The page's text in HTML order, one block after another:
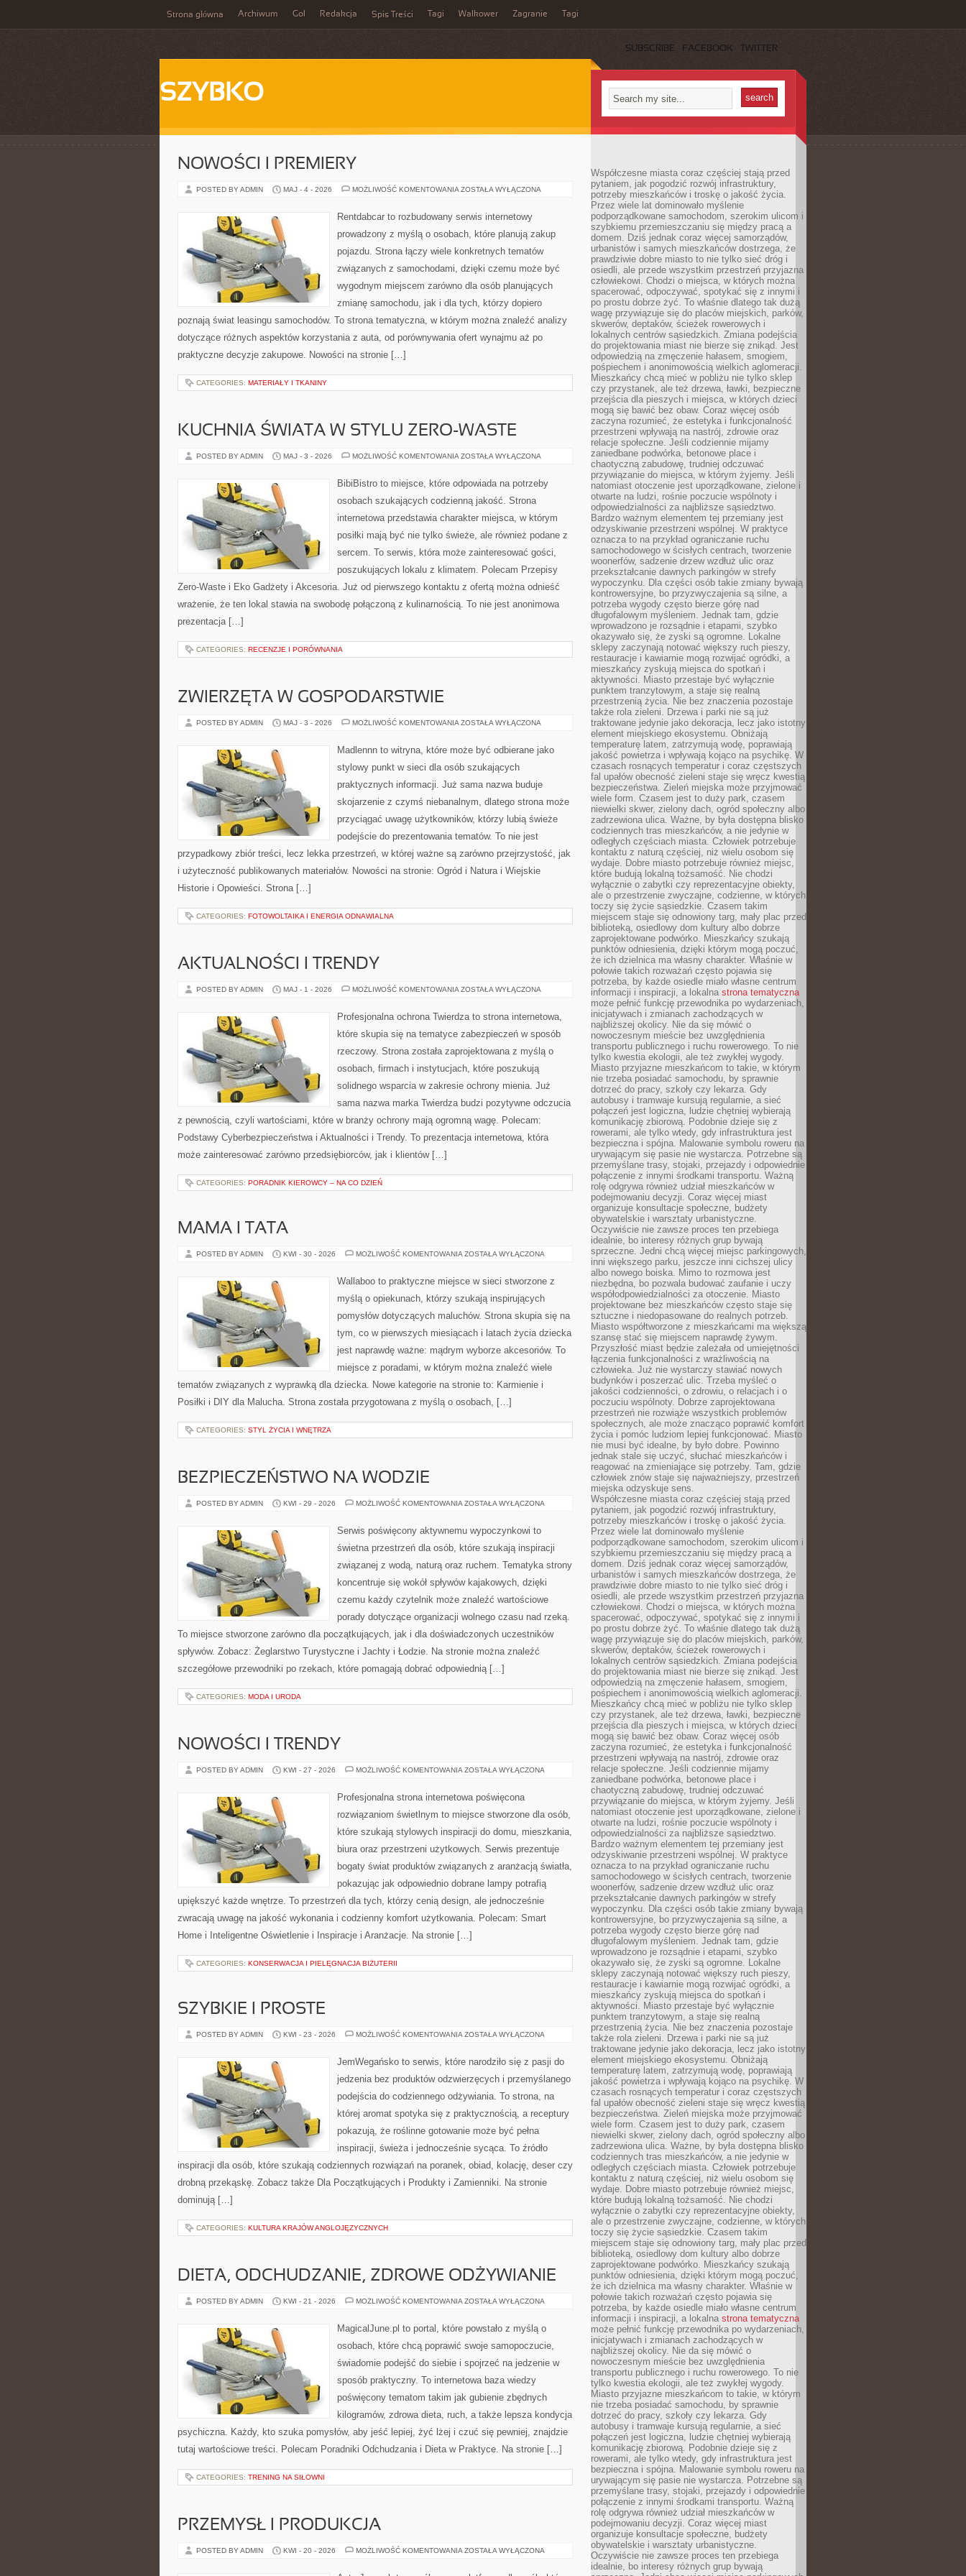
Strona główna Archiwum Gol Redakcja Spis Treści Tagi Walkower Zagranie Tagi
SUBSCRIBE FACEBOOK TWITTER
SZYBKO
NOWOŚCI I PREMIERY
POSTED BY ADMIN MAJ - 4 - 2026 MOŻLIWOŚĆ KOMENTOWANIA NOWOŚCI
ZOSTAŁA WYŁĄCZONA
Rentdabcar to rozbudowany serwis internetowy
prowadzony z myślą o osobach, które planują zakup
pojazdu. Strona łączy wiele konkretnych tematów
związanych z samochodami, dzięki czemu może być
wygodnym miejscem zarówno dla osób planujących
zmianę samochodu, jak i dla tych, którzy dopiero
poznają świat leasingu samochodów. To strona tematyczna, w którym można znaleźć analizy
dotyczące różnych aspektów korzystania z auta, od porównywania ofert wynajmu aż po
praktyczne decyzje zakupowe. Nowości na stronie […]
CATEGORIES: MATERIAŁY I TKANINY
KUCHNIA ŚWIATA W STYLU ZERO-WASTE
POSTED BY ADMIN MAJ - 3 - 2026 MOŻLIWOŚĆ KOMENTOWANIA KUCHNIA
STYLU
ZERO-
ZOSTAŁA WYŁĄCZONA
BibiBistro to miejsce, które odpowiada na potrzeby
osobach szukających codzienną jakość. Strona
internetowa przedstawia charakter miejsca, w którym
posiłki mają być nie tylko świeże, ale również podane z
sercem. To serwis, która może zainteresować gości,
poszukujących lokalu z klimatem. Polecam Przepisy
Zero-Waste i Eko Gadżety i Akcesoria. Już od pierwszego kontaktu z ofertą można odnieść
wrażenie, że ten lokal stawia na swobodę połączoną z kulinarnością. To nie jest anonimowa
prezentacja […]
CATEGORIES: RECENZJE I PORÓWNANIA
ZWIERZĘTA W GOSPODARSTWIE
POSTED BY ADMIN MAJ - 3 - 2026 MOŻLIWOŚĆ KOMENTOWANIA ZWIERZĘTA
ZOSTAŁA WYŁĄCZONA
Madlennn to witryna, które może być odbierane jako
stylowy punkt w sieci dla osób szukających
praktycznych informacji. Już sama nazwa buduje
skojarzenie z czymś niebanalnym, dlatego strona może
przyciągać uwagę użytkowników, którzy lubią świeże
podejście do prezentowania tematów. To nie jest
przypadkowy zbiór treści, lecz lekka przestrzeń, w której ważne są zarówno przejrzystość, jak
i użyteczność publikowanych materiałów. Nowości na stronie: Ogród i Natura i Wiejskie
Historie i Opowieści. Strona […]
CATEGORIES: FOTOWOLTAIKA I ENERGIA ODNAWIALNA
AKTUALNOŚCI I TRENDY
POSTED BY ADMIN MAJ - 1 - 2026 MOŻLIWOŚĆ KOMENTOWANIA AKTUALNOŚCI
ZOSTAŁA WYŁĄCZONA
Profesjonalna ochrona Twierdza to strona internetowa,
które skupia się na tematyce zabezpieczeń w sposób
rzeczowy. Strona została zaprojektowana z myślą o
osobach, firmach i instytucjach, które poszukują
solidnego wsparcia w zakresie ochrony mienia. Już
sama nazwa marka Twierdza budzi pozytywne odczucia
z pewnością, czyli wartościami, które w branży ochrony mają ogromną wagę. Polecam:
Podstawy Cyberbezpieczeństwa i Aktualności i Trendy. To prezentacja internetowa, która
może zainteresować zarówno przedsiębiorców, jak i klientów […]
CATEGORIES: PORADNIK KIEROWCY – NA CO DZIEŃ
MAMA I TATA
POSTED BY ADMIN KWI - 30 - 2026 MOŻLIWOŚĆ KOMENTOWANIA MAMA
ZOSTAŁA WYŁĄCZONA
Wallaboo to praktyczne miejsce w sieci stworzone z
myślą o opiekunach, którzy szukają inspirujących
pomysłów dotyczących maluchów. Strona skupia się na
tym, co w pierwszych miesiącach i latach życia dziecka
jest naprawdę ważne: mądrym wyborze akcesoriów. To
miejsce z poradami, w którym można znaleźć wiele
tematów związanych z wyprawką dla dziecka. Nowe kategorie na stronie to: Karmienie i
Posiłki i DIY dla Malucha. Strona została przygotowana z myślą o osobach, […]
CATEGORIES: STYL ŻYCIA I WNĘTRZA
BEZPIECZEŃSTWO NA WODZIE
POSTED BY ADMIN KWI - 29 - 2026 MOŻLIWOŚĆ KOMENTOWANIA BEZPIECZEŃSTWO
ZOSTAŁA WYŁĄCZONA
Serwis poświęcony aktywnemu wypoczynkowi to
świetna przestrzeń dla osób, które szukają inspiracji
związanej z wodą, naturą oraz ruchem. Tematyka strony
koncentruje się wokół spływów kajakowych, dzięki
czemu każdy czytelnik może znaleźć wartościowe
porady dotyczące organizacji wolnego czasu nad rzeką.
To miejsce stworzone zarówno dla początkujących, jak i dla doświadczonych uczestników
spływów. Zobacz: Żeglarstwo Turystyczne i Jachty i Łodzie. Na stronie można znaleźć
szczegółowe przewodniki po rzekach, które pomagają dobrać odpowiednią […]
CATEGORIES: MODA I URODA
NOWOŚCI I TRENDY
POSTED BY ADMIN KWI - 27 - 2026 MOŻLIWOŚĆ KOMENTOWANIA NOWOŚCI
ZOSTAŁA WYŁĄCZONA
Profesjonalna strona internetowa poświęcona
rozwiązaniom świetlnym to miejsce stworzone dla osób,
które szukają stylowych inspiracji do domu, mieszkania,
biura oraz przestrzeni użytkowych. Serwis prezentuje
bogaty świat produktów związanych z aranżacją światła,
pokazując jak odpowiednio dobrane lampy potrafią
upiększyć każde wnętrze. To przestrzeń dla tych, którzy cenią design, ale jednocześnie
zwracają uwagę na jakość wykonania i codzienny komfort użytkowania. Polecam: Smart
Home i Inteligentne Oświetlenie i Inspiracje i Aranżacje. Na stronie […]
CATEGORIES: KONSERWACJA I PIELĘGNACJA BIŻUTERII
SZYBKIE I PROSTE
POSTED BY ADMIN KWI - 23 - 2026 MOŻLIWOŚĆ KOMENTOWANIA SZYBKIE
ZOSTAŁA WYŁĄCZONA
JemWegańsko to serwis, które narodziło się z pasji do
jedzenia bez produktów odzwierzęcych i przemyślanego
podejścia do codziennego odżywiania. To strona, na
której aromat spotyka się z praktycznością, a receptury
pokazują, że roślinne gotowanie może być pełna
inspiracji, świeża i jednocześnie sycąca. To źródło
inspiracji dla osób, które szukają codziennych rozwiązań na poranek, obiad, kolację, deser czy
drobną przekąskę. Zobacz także Dla Początkujących i Produkty i Zamienniki. Na stronie
dominują […]
CATEGORIES: KULTURA KRAJÓW ANGLOJĘZYCZNYCH
DIETA, ODCHUDZANIE, ZDROWE ODŻYWIANIE
POSTED BY ADMIN KWI - 21 - 2026 MOŻLIWOŚĆ KOMENTOWANIA DIETA,
ODŻYWIANIE
ZOSTAŁA WYŁĄCZONA
MagicalJune.pl to portal, które powstało z myślą o
osobach, które chcą poprawić swoje samopoczucie,
świadomie podejść do siebie i spojrzeć na jedzenie w
sposób praktyczny. To internetowa baza wiedzy
poświęcony tematom takim jak gubienie zbędnych
kilogramów, zdrowa dieta, ruch, a także lepsza kondycja
psychiczna. Każdy, kto szuka pomysłów, aby jeść lepiej, żyć lżej i czuć się pewniej, znajdzie
tutaj wartościowe treści. Polecam Poradniki Odchudzania i Dieta w Praktyce. Na stronie […]
CATEGORIES: TRENING NA SIŁOWNI
PRZEMYSŁ I PRODUKCJA
POSTED BY ADMIN KWI - 20 - 2026 MOŻLIWOŚĆ KOMENTOWANIA PRZEMYSŁ
ZOSTAŁA WYŁĄCZONA
Współczesne miasta coraz częściej stają przed
pytaniem, jak pogodzić rozwój infrastruktury,
potrzeby mieszkańców i troskę o jakość życia.
Przez wiele lat dominowało myślenie
podporządkowane samochodom, szerokim ulicom i
szybkiemu przemieszczaniu się między pracą a
domem. Dziś jednak coraz więcej samorządów,
urbanistów i samych mieszkańców dostrzega, że
prawdziwie dobre miasto to nie tylko sieć dróg i
osiedli, ale przede wszystkim przestrzeń przyjazna
człowiekowi. Chodzi o miejsca, w których można
spacerować, odpoczywać, spotykać się z innymi i
po prostu dobrze żyć. To właśnie dlatego tak dużą
wagę przywiązuje się do placów miejskich, parków,
skwerów, deptaków, ścieżek rowerowych i
lokalnych centrów sąsiedzkich. Zmiana podejścia
do projektowania miast nie bierze się znikąd. Jest
odpowiedzią na zmęczenie hałasem, smogiem,
pośpiechem i anonimowością wielkich aglomeracji.
Mieszkańcy chcą mieć w pobliżu nie tylko sklep
czy przystanek, ale też drzewa, ławki, bezpieczne
przejścia dla pieszych i miejsca, w których dzieci
mogą się bawić bez obaw. Coraz więcej osób
zaczyna rozumieć, że estetyka i funkcjonalność
przestrzeni wpływają na nastrój, zdrowie oraz
relacje społeczne. Jeśli codziennie mijamy
zaniedbane podwórka, betonowe place i
chaotyczną zabudowę, trudniej odczuwać
przywiązanie do miejsca, w którym żyjemy. Jeśli
natomiast otoczenie jest uporządkowane, zielone i
otwarte na ludzi, rośnie poczucie wspólnoty i
odpowiedzialności za najbliższe sąsiedztwo.
Bardzo ważnym elementem tej przemiany jest
odzyskiwanie przestrzeni wspólnej. W praktyce
oznacza to na przykład ograniczanie ruchu
samochodowego w ścisłych centrach, tworzenie
woonerfów, sadzenie drzew wzdłuż ulic oraz
przekształcanie dawnych parkingów w strefy
wypoczynku. Dla części osób takie zmiany bywają
kontrowersyjne, bo przyzwyczajenia są silne, a
potrzeba wygody często bierze górę nad
długofalowym myśleniem. Jednak tam, gdzie
wprowadzono je rozsądnie i etapami, szybko
okazywało się, że zyski są ogromne. Lokalne
sklepy zaczynają notować większy ruch pieszy,
restauracje i kawiarnie mogą rozwijać ogródki, a
mieszkańcy zyskują miejsca do spotkań i
aktywności. Miasto przestaje być wyłącznie
punktem tranzytowym, a staje się realną
przestrzenią życia. Nie bez znaczenia pozostaje
także rola zieleni. Drzewa i parki nie są już
traktowane jedynie jako dekoracja, lecz jako istotny
element miejskiego ekosystemu. Obniżają
temperaturę latem, zatrzymują wodę, poprawiają
jakość powietrza i wpływają kojąco na psychikę. W
czasach rosnących temperatur i coraz częstszych
fal upałów obecność zieleni staje się wręcz kwestią
bezpieczeństwa. Zieleń miejska może przyjmować
wiele form. Czasem jest to duży park, czasem
niewielki skwer, zielony dach, ogród społeczny albo
zadrzewiona ulica. Ważne, by była dostępna blisko
codziennych tras mieszkańców, a nie jedynie w
odległych częściach miasta. Człowiek potrzebuje
kontaktu z naturą częściej, niż wielu osobom się
wydaje. Dobre miasto potrzebuje również miejsc,
które budują lokalną tożsamość. Nie chodzi
wyłącznie o zabytki czy reprezentacyjne obiekty,
ale o przestrzenie zwyczajne, codzienne, w których
toczy się życie sąsiedzkie. Czasem takim
miejscem staje się odnowiony targ, mały plac przed
biblioteką, osiedlowy dom kultury albo dobrze
zaprojektowane podwórko. Mieszkańcy szukają
punktów odniesienia, dzięki którym mogą poczuć,
że ich dzielnica ma własny charakter. Właśnie w
połowie takich rozważań często pojawia się
potrzeba, by każde osiedle miało własne centrum
informacji i inspiracji, a lokalna strona tematyczna
może pełnić funkcję przewodnika po wydarzeniach,
inicjatywach i zmianach zachodzących w
najbliższej okolicy. Nie da się mówić o
nowoczesnym mieście bez uwzględnienia
transportu publicznego i ruchu rowerowego. To nie
tylko kwestia ekologii, ale też zwykłej wygody.
Miasto przyjazne mieszkańcom to takie, w którym
nie trzeba posiadać samochodu, by sprawnie
dotrzeć do pracy, szkoły czy lekarza. Gdy
autobusy i tramwaje kursują regularnie, a sieć
połączeń jest logiczna, ludzie chętniej wybierają
komunikację zbiorową. Podobnie dzieje się z
rowerami, ale tylko wtedy, gdy infrastruktura jest
bezpieczna i spójna. Malowanie symbolu roweru na
urywającym się pasie nie wystarcza. Potrzebne są
przemyślane trasy, stojaki, przejazdy i odpowiednie
połączenie z innymi środkami transportu. Ważną
rolę odgrywa również udział mieszkańców w
podejmowaniu decyzji. Coraz więcej miast
organizuje konsultacje społeczne, budżety
obywatelskie i warsztaty urbanistyczne.
Oczywiście nie zawsze proces ten przebiega
idealnie, bo interesy różnych grup bywają
sprzeczne. Jedni chcą więcej miejsc parkingowych,
inni większego parku, jeszcze inni cichszej ulicy
albo nowego boiska. Mimo to rozmowa jest
niezbędna, bo pozwala budować zaufanie i uczy
współodpowiedzialności za otoczenie. Miasto
projektowane bez mieszkańców często staje się
sztuczne i niedopasowane do realnych potrzeb.
Miasto współtworzone z mieszkańcami ma większą
szansę stać się miejscem naprawdę żywym.
Przyszłość miast będzie zależała od umiejętności
łączenia funkcjonalności z wrażliwością na
człowieka. Już nie wystarczy stawiać nowych
budynków i poszerzać ulic. Trzeba myśleć o
jakości codzienności, o zdrowiu, o relacjach i o
poczuciu wspólnoty. Dobrze zaprojektowana
przestrzeń nie rozwiąże wszystkich problemów
społecznych, ale może znacząco poprawić komfort
życia i pomóc ludziom lepiej funkcjonować. Miasto
nie musi być idealne, by było dobre. Powinno
jednak stale się uczyć, słuchać mieszkańców i
reagować na zmieniające się potrzeby. Tam, gdzie
człowiek znów staje się najważniejszy, przestrzeń
miejska odzyskuje sens.
Współczesne miasta coraz częściej stają przed
pytaniem, jak pogodzić rozwój infrastruktury,
potrzeby mieszkańców i troskę o jakość życia.
Przez wiele lat dominowało myślenie
podporządkowane samochodom, szerokim ulicom i
szybkiemu przemieszczaniu się między pracą a
domem. Dziś jednak coraz więcej samorządów,
urbanistów i samych mieszkańców dostrzega, że
prawdziwie dobre miasto to nie tylko sieć dróg i
osiedli, ale przede wszystkim przestrzeń przyjazna
człowiekowi. Chodzi o miejsca, w których można
spacerować, odpoczywać, spotykać się z innymi i
po prostu dobrze żyć. To właśnie dlatego tak dużą
wagę przywiązuje się do placów miejskich, parków,
skwerów, deptaków, ścieżek rowerowych i
lokalnych centrów sąsiedzkich. Zmiana podejścia
do projektowania miast nie bierze się znikąd. Jest
odpowiedzią na zmęczenie hałasem, smogiem,
pośpiechem i anonimowością wielkich aglomeracji.
Mieszkańcy chcą mieć w pobliżu nie tylko sklep
czy przystanek, ale też drzewa, ławki, bezpieczne
przejścia dla pieszych i miejsca, w których dzieci
mogą się bawić bez obaw. Coraz więcej osób
zaczyna rozumieć, że estetyka i funkcjonalność
przestrzeni wpływają na nastrój, zdrowie oraz
relacje społeczne. Jeśli codziennie mijamy
zaniedbane podwórka, betonowe place i
chaotyczną zabudowę, trudniej odczuwać
przywiązanie do miejsca, w którym żyjemy. Jeśli
natomiast otoczenie jest uporządkowane, zielone i
otwarte na ludzi, rośnie poczucie wspólnoty i
odpowiedzialności za najbliższe sąsiedztwo.
Bardzo ważnym elementem tej przemiany jest
odzyskiwanie przestrzeni wspólnej. W praktyce
oznacza to na przykład ograniczanie ruchu
samochodowego w ścisłych centrach, tworzenie
woonerfów, sadzenie drzew wzdłuż ulic oraz
przekształcanie dawnych parkingów w strefy
wypoczynku. Dla części osób takie zmiany bywają
kontrowersyjne, bo przyzwyczajenia są silne, a
potrzeba wygody często bierze górę nad
długofalowym myśleniem. Jednak tam, gdzie
wprowadzono je rozsądnie i etapami, szybko
okazywało się, że zyski są ogromne. Lokalne
sklepy zaczynają notować większy ruch pieszy,
restauracje i kawiarnie mogą rozwijać ogródki, a
mieszkańcy zyskują miejsca do spotkań i
aktywności. Miasto przestaje być wyłącznie
punktem tranzytowym, a staje się realną
przestrzenią życia. Nie bez znaczenia pozostaje
także rola zieleni. Drzewa i parki nie są już
traktowane jedynie jako dekoracja, lecz jako istotny
element miejskiego ekosystemu. Obniżają
temperaturę latem, zatrzymują wodę, poprawiają
jakość powietrza i wpływają kojąco na psychikę. W
czasach rosnących temperatur i coraz częstszych
fal upałów obecność zieleni staje się wręcz kwestią
bezpieczeństwa. Zieleń miejska może przyjmować
wiele form. Czasem jest to duży park, czasem
niewielki skwer, zielony dach, ogród społeczny albo
zadrzewiona ulica. Ważne, by była dostępna blisko
codziennych tras mieszkańców, a nie jedynie w
odległych częściach miasta. Człowiek potrzebuje
kontaktu z naturą częściej, niż wielu osobom się
wydaje. Dobre miasto potrzebuje również miejsc,
które budują lokalną tożsamość. Nie chodzi
wyłącznie o zabytki czy reprezentacyjne obiekty,
ale o przestrzenie zwyczajne, codzienne, w których
toczy się życie sąsiedzkie. Czasem takim
miejscem staje się odnowiony targ, mały plac przed
biblioteką, osiedlowy dom kultury albo dobrze
zaprojektowane podwórko. Mieszkańcy szukają
punktów odniesienia, dzięki którym mogą poczuć,
że ich dzielnica ma własny charakter. Właśnie w
połowie takich rozważań często pojawia się
potrzeba, by każde osiedle miało własne centrum
informacji i inspiracji, a lokalna strona tematyczna
może pełnić funkcję przewodnika po wydarzeniach,
inicjatywach i zmianach zachodzących w
najbliższej okolicy. Nie da się mówić o
nowoczesnym mieście bez uwzględnienia
transportu publicznego i ruchu rowerowego. To nie
tylko kwestia ekologii, ale też zwykłej wygody.
Miasto przyjazne mieszkańcom to takie, w którym
nie trzeba posiadać samochodu, by sprawnie
dotrzeć do pracy, szkoły czy lekarza. Gdy
autobusy i tramwaje kursują regularnie, a sieć
połączeń jest logiczna, ludzie chętniej wybierają
komunikację zbiorową. Podobnie dzieje się z
rowerami, ale tylko wtedy, gdy infrastruktura jest
bezpieczna i spójna. Malowanie symbolu roweru na
urywającym się pasie nie wystarcza. Potrzebne są
przemyślane trasy, stojaki, przejazdy i odpowiednie
połączenie z innymi środkami transportu. Ważną
rolę odgrywa również udział mieszkańców w
podejmowaniu decyzji. Coraz więcej miast
organizuje konsultacje społeczne, budżety
obywatelskie i warsztaty urbanistyczne.
Oczywiście nie zawsze proces ten przebiega
idealnie, bo interesy różnych grup bywają